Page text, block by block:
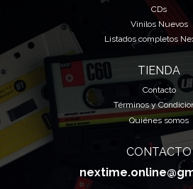
CDs
Vinilos Nuevos
Listados completos
TIENDA
Contacto
Términos y
Quiénes somos
CONTACTO